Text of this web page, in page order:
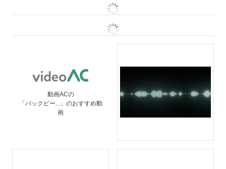
動画ACの
「バックビー...」のおすすめ動
画